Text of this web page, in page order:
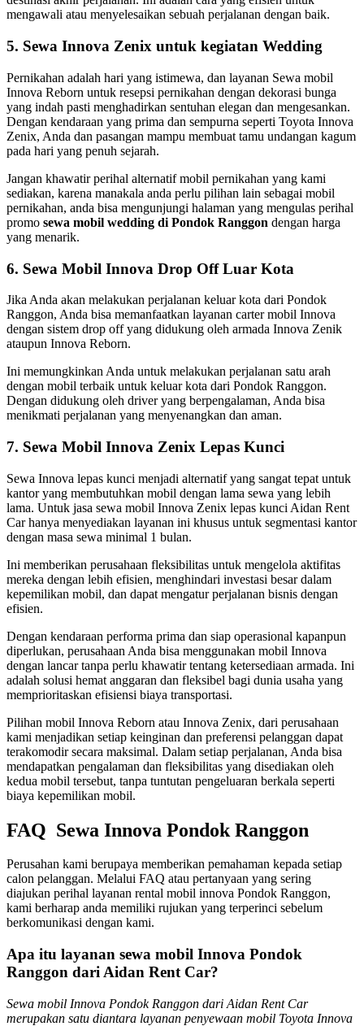
mengawali atau menyelesaikan sebuah perjalanan dengan baik.
5. Sewa Innova Zenix untuk kegiatan Wedding
Pernikahan adalah hari yang istimewa, dan layanan Sewa mobil
Innova Reborn untuk resepsi pernikahan dengan dekorasi bunga
yang indah pasti menghadirkan sentuhan elegan dan mengesankan.
Dengan kendaraan yang prima dan sempurna seperti Toyota Innova
Zenix, Anda dan pasangan mampu membuat tamu undangan kagum
pada hari yang penuh sejarah.
Jangan khawatir perihal alternatif mobil pernikahan yang kami
sediakan, karena manakala anda perlu pilihan lain sebagai mobil
pernikahan, anda bisa mengunjungi halaman yang mengulas perihal
promo sewa mobil wedding di Pondok Ranggon dengan harga
yang menarik.
6. Sewa Mobil Innova Drop Off Luar Kota
Jika Anda akan melakukan perjalanan keluar kota dari Pondok
Ranggon, Anda bisa memanfaatkan layanan carter mobil Innova
dengan sistem drop off yang didukung oleh armada Innova Zenik
ataupun Innova Reborn.
Ini memungkinkan Anda untuk melakukan perjalanan satu arah
dengan mobil terbaik untuk keluar kota dari Pondok Ranggon.
Dengan didukung oleh driver yang berpengalaman, Anda bisa
menikmati perjalanan yang menyenangkan dan aman.
7. Sewa Mobil Innova Zenix Lepas Kunci
Sewa Innova lepas kunci menjadi alternatif yang sangat tepat untuk
kantor yang membutuhkan mobil dengan lama sewa yang lebih
lama. Untuk jasa sewa mobil Innova Zenix lepas kunci Aidan Rent
Car hanya menyediakan layanan ini khusus untuk segmentasi kantor
dengan masa sewa minimal 1 bulan.
Ini memberikan perusahaan fleksibilitas untuk mengelola aktifitas
mereka dengan lebih efisien, menghindari investasi besar dalam
kepemilikan mobil, dan dapat mengatur perjalanan bisnis dengan
efisien.
Dengan kendaraan performa prima dan siap operasional kapanpun
diperlukan, perusahaan Anda bisa menggunakan mobil Innova
dengan lancar tanpa perlu khawatir tentang ketersediaan armada. Ini
adalah solusi hemat anggaran dan fleksibel bagi dunia usaha yang
memprioritaskan efisiensi biaya transportasi.
Pilihan mobil Innova Reborn atau Innova Zenix, dari perusahaan
kami menjadikan setiap keinginan dan preferensi pelanggan dapat
terakomodir secara maksimal. Dalam setiap perjalanan, Anda bisa
mendapatkan pengalaman dan fleksibilitas yang disediakan oleh
kedua mobil tersebut, tanpa tuntutan pengeluaran berkala seperti
biaya kepemilikan mobil.
FAQ Sewa Innova Pondok Ranggon
Perusahan kami berupaya memberikan pemahaman kepada setiap
calon pelanggan. Melalui FAQ atau pertanyaan yang sering
diajukan perihal layanan rental mobil innova Pondok Ranggon,
kami berharap anda memiliki rujukan yang terperinci sebelum
berkomunikasi dengan kami.
Apa itu layanan sewa mobil Innova Pondok
Ranggon dari Aidan Rent Car?
Sewa mobil Innova Pondok Ranggon dari Aidan Rent Car
merupakan satu diantara layanan penyewaan mobil Toyota Innova